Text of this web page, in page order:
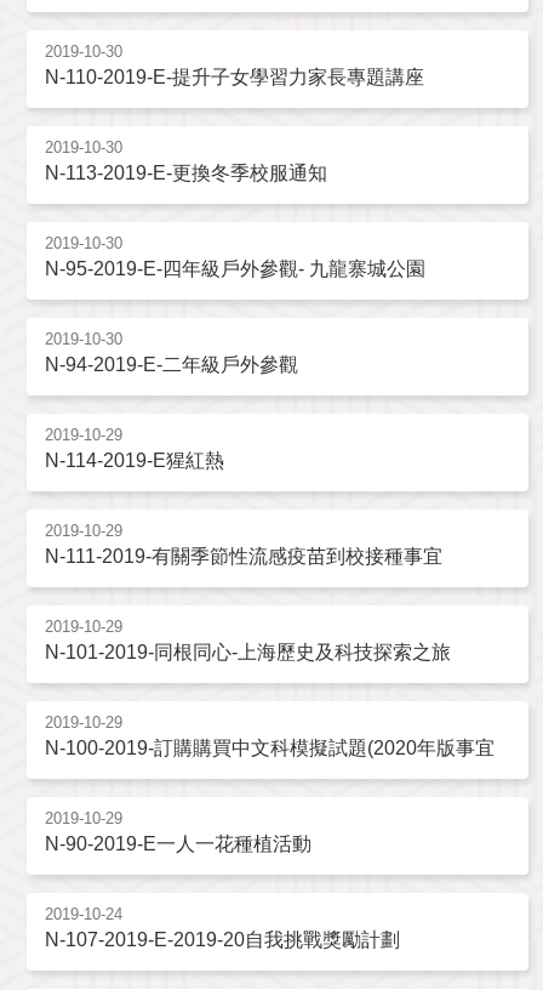
2019-10-30
N-110-2019-E-提升子女學習力家長專題講座
2019-10-30
N-113-2019-E-更換冬季校服通知
2019-10-30
N-95-2019-E-四年級戶外參觀- 九龍寨城公園
2019-10-30
N-94-2019-E-二年級戶外參觀
2019-10-29
N-114-2019-E猩紅熱
2019-10-29
N-111-2019-有關季節性流感疫苗到校接種事宜
2019-10-29
N-101-2019-同根同心-上海歷史及科技探索之旅
2019-10-29
N-100-2019-訂購購買中文科模擬試題(2020年版事宜
2019-10-29
N-90-2019-E一人一花種植活動
2019-10-24
N-107-2019-E-2019-20自我挑戰獎勵計劃